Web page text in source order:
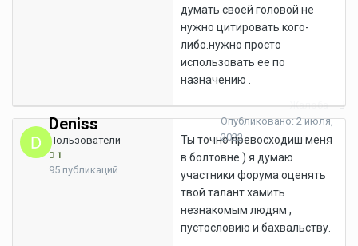
думать своей головой не
нужно цитировать кого-
либо.нужно просто
использовать ее по
назначению .
Deniss
Пользователи
1
95 публикаций
Жалоба
Опубликовано:2 июля,
2022
Ты точно превосходиш меня
в болтовне ) я думаю
участники форума оценять
твой талант хамить
незнакомым людям ,
пустословию и бахвальству.